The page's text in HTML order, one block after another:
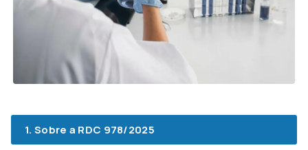
1. Sobre a RDC 978/2025